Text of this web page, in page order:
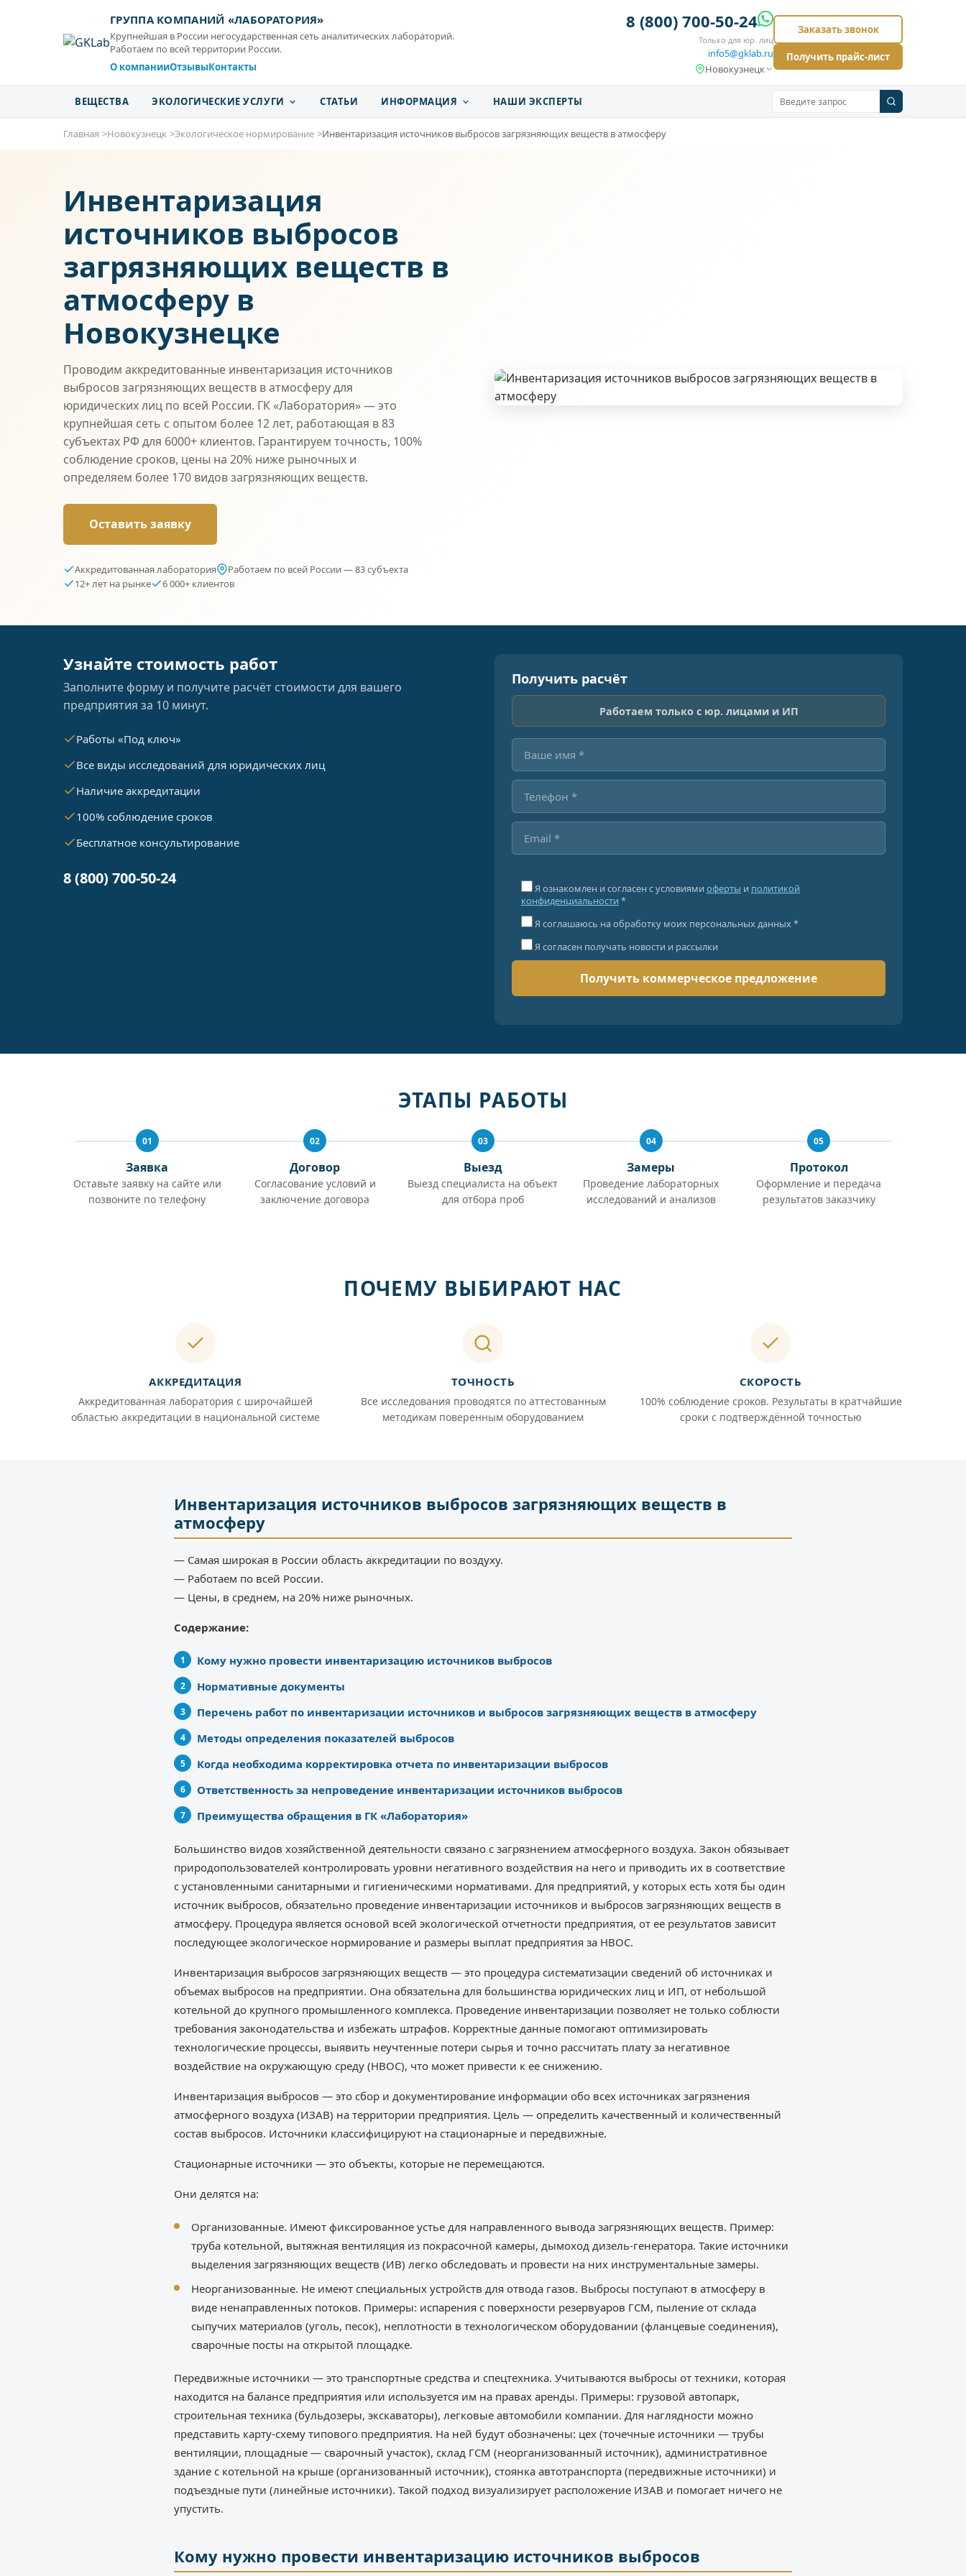
ГРУППА КОМПАНИЙ «ЛАБОРАТОРИЯ»
Крупнейшая в России негосударственная сеть аналитических лабораторий.
Работаем по всей территории России.
О компанииОтзывыКонтакты
8 (800) 700-50-24
Только для юр. лиц
info5@gklab.ru
Новокузнецк
Заказать звонок
Получить прайс-лист
ВЕЩЕСТВА ЭКОЛОГИЧЕСКИЕ УСЛУГИ СТАТЬИ ИНФОРМАЦИЯ НАШИ ЭКСПЕРТЫ
Главная Новокузнецк Экологическое нормирование Инвентаризация источников выбросов загрязняющих веществ в атмосферу
Инвентаризация
источников выбросов
загрязняющих веществ в
атмосферу в
Новокузнецке
Проводим аккредитованные инвентаризация источников
выбросов загрязняющих веществ в атмосферу для
юридических лиц по всей России. ГК «Лаборатория» — это
крупнейшая сеть с опытом более 12 лет, работающая в 83
субъектах РФ для 6000+ клиентов. Гарантируем точность, 100%
соблюдение сроков, цены на 20% ниже рыночных и
определяем более 170 видов загрязняющих веществ.
Оставить заявку
Аккредитованная лаборатория
Работаем по всей России — 83 субъекта
12+ лет на рынке
6 000+ клиентов
Узнайте стоимость работ
Заполните форму и получите расчёт стоимости для вашего
предприятия за 10 минут.
Работы «Под ключ»
Все виды исследований для юридических лиц
Наличие аккредитации
100% соблюдение сроков
Бесплатное консультирование
8 (800) 700-50-24
Получить расчёт
Работаем только с юр. лицами и ИП
Я ознакомлен и согласен с условиями оферты и политикой
конфиденциальности *
Я соглашаюсь на обработку моих персональных данных *
Я согласен получать новости и рассылки
ЭТАПЫ РАБОТЫ
01
Заявка
Оставьте заявку на сайте или
позвоните по телефону
02
Договор
Согласование условий и
заключение договора
03
Выезд
Выезд специалиста на объект
для отбора проб
04
Замеры
Проведение лабораторных
исследований и анализов
05
Протокол
Оформление и передача
результатов заказчику
ПОЧЕМУ ВЫБИРАЮТ НАС
АККРЕДИТАЦИЯ
Аккредитованная лаборатория с широчайшей
областью аккредитации в национальной системе
ТОЧНОСТЬ
Все исследования проводятся по аттестованным
методикам поверенным оборудованием
СКОРОСТЬ
100% соблюдение сроков. Результаты в кратчайшие
сроки с подтверждённой точностью
Инвентаризация источников выбросов загрязняющих веществ в
атмосферу
— Самая широкая в России область аккредитации по воздуху.
— Работаем по всей России.
— Цены, в среднем, на 20% ниже рыночных.
Содержание:
Кому нужно провести инвентаризацию источников выбросов
Нормативные документы
Перечень работ по инвентаризации источников и выбросов загрязняющих веществ в атмосферу
Методы определения показателей выбросов
Когда необходима корректировка отчета по инвентаризации выбросов
Ответственность за непроведение инвентаризации источников выбросов
Преимущества обращения в ГК «Лаборатория»
Большинство видов хозяйственной деятельности связано с загрязнением атмосферного воздуха. Закон обязывает
природопользователей контролировать уровни негативного воздействия на него и приводить их в соответствие
с установленными санитарными и гигиеническими нормативами. Для предприятий, у которых есть хотя бы один
источник выбросов, обязательно проведение инвентаризации источников и выбросов загрязняющих веществ в
атмосферу. Процедура является основой всей экологической отчетности предприятия, от ее результатов зависит
последующее экологическое нормирование и размеры выплат предприятия за НВОС.
Инвентаризация выбросов загрязняющих веществ — это процедура систематизации сведений об источниках и
объемах выбросов на предприятии. Она обязательна для большинства юридических лиц и ИП, от небольшой
котельной до крупного промышленного комплекса. Проведение инвентаризации позволяет не только соблюсти
требования законодательства и избежать штрафов. Корректные данные помогают оптимизировать
технологические процессы, выявить неучтенные потери сырья и точно рассчитать плату за негативное
воздействие на окружающую среду (НВОС), что может привести к ее снижению.
Инвентаризация выбросов — это сбор и документирование информации обо всех источниках загрязнения
атмосферного воздуха (ИЗАВ) на территории предприятия. Цель — определить качественный и количественный
состав выбросов. Источники классифицируют на стационарные и передвижные.
Стационарные источники — это объекты, которые не перемещаются.
Они делятся на:
Организованные. Имеют фиксированное устье для направленного вывода загрязняющих веществ. Пример:
труба котельной, вытяжная вентиляция из покрасочной камеры, дымоход дизель-генератора. Такие источники
выделения загрязняющих веществ (ИВ) легко обследовать и провести на них инструментальные замеры.
Неорганизованные. Не имеют специальных устройств для отвода газов. Выбросы поступают в атмосферу в
виде ненаправленных потоков. Примеры: испарения с поверхности резервуаров ГСМ, пыление от склада
сыпучих материалов (уголь, песок), неплотности в технологическом оборудовании (фланцевые соединения),
сварочные посты на открытой площадке.
Передвижные источники — это транспортные средства и спецтехника. Учитываются выбросы от техники, которая
находится на балансе предприятия или используется им на правах аренды. Примеры: грузовой автопарк,
строительная техника (бульдозеры, экскаваторы), легковые автомобили компании. Для наглядности можно
представить карту-схему типового предприятия. На ней будут обозначены: цех (точечные источники — трубы
вентиляции, площадные — сварочный участок), склад ГСМ (неорганизованный источник), административное
здание с котельной на крыше (организованный источник), стоянка автотранспорта (передвижные источники) и
подъездные пути (линейные источники). Такой подход визуализирует расположение ИЗАВ и помогает ничего не
упустить.
Кому нужно провести инвентаризацию источников выбросов